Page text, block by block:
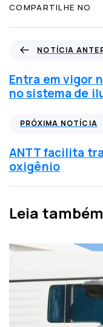
COMPARTILHE NO
t
í
c
n
t
e
i
r
NOTÍCIA
Entra em vigor
no sistema de
ó
x
i
m
n
t
i
PRÓXIMA NOTÍCIA
ANTT facilita
oxigênio
Leia